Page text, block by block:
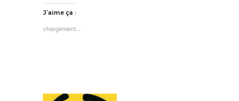
J’aime ça :
chargement…